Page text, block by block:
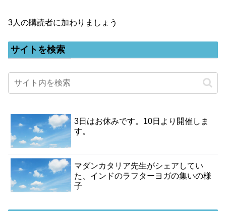
3人の購読者に加わりましょう
サイトを検索
3日はお休みです。10日より開催しま
す。
マダンカタリア先生がシェアしてい
た、インドのラフターヨガの集いの様
子